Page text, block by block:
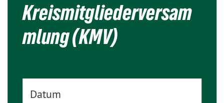
Kreismitgliederversam
mlung (KMV)
Datum